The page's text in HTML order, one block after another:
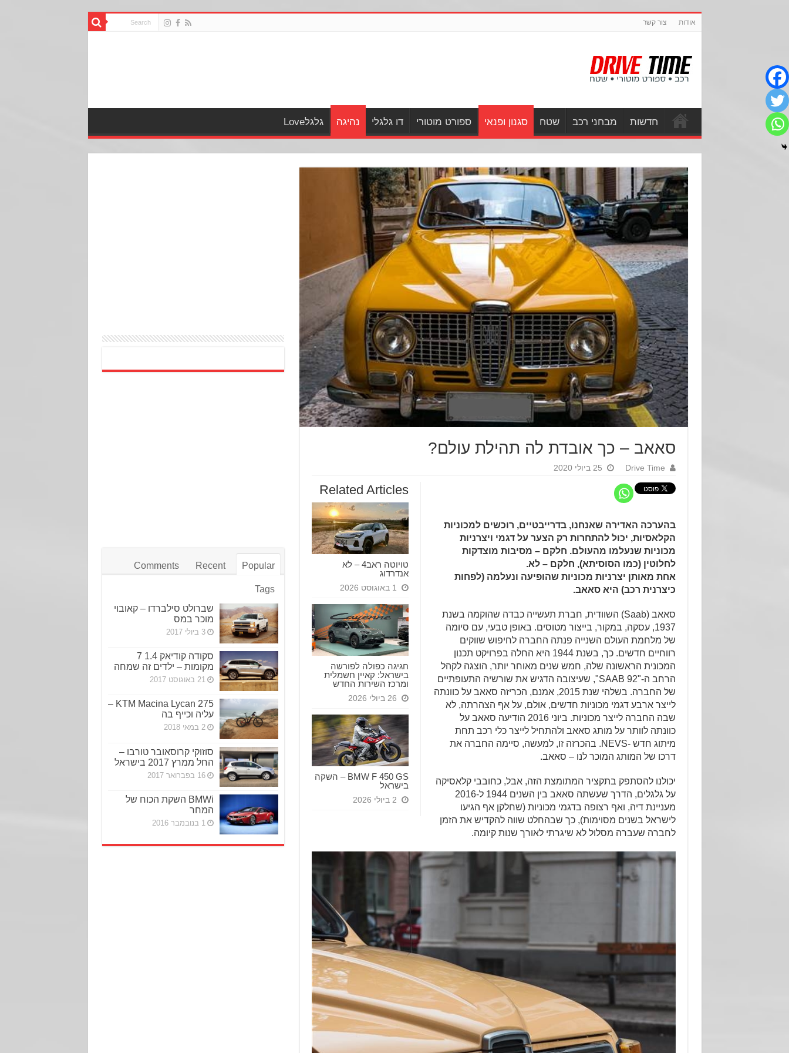
אודות צור קשר
חדשות מבחני רכב שטח סגנון ופנאי ספורט מוטורי דו גלגלי נהיגה גלגלLove
סאאב – כך אובדת לה תהילת עולם?
Drive Time 25 ביולי 2020
Related Articles
טויוטה ראב4 – לא
אנדרדוג
1 באוגוסט 2026
חגיגה כפולה לפורשה
בישראל: קאיין חשמלית
ומרכז השירות החדש
26 ביולי 2026
BMW F 450 GS – השקה
בישראל
2 ביולי 2026
בהערכה האדירה שאנחנו, בדרייבטיים, רוכשים למכוניות
הקלאסיות, יכול להתחרות רק הצער על דגמי ויצרניות
מכוניות שנעלמו מהעולם. חלקם – מסיבות מוצדקות
לחלוטין (כמו הסוסיתא), חלקם – לא.
אחת מאותן יצרניות מכוניות שהופיעה ונעלמה (לפחות
כיצרנית רכב) היא סאאב.
סאאב (Saab) השוודית, חברת תעשייה כבדה שהוקמה בשנת
1937, עסקה, במקור, בייצור מטוסים. באופן טבעי, עם סיומה
של מלחמת העולם השנייה פנתה החברה לחיפוש שווקים
רווחיים חדשים. כך, בשנת 1944 היא החלה בפרויקט תכנון
המכונית הראשונה שלה, חמש שנים מאוחר יותר, הוצגה לקהל
הרחב ה-"SAAB 92", שעיצובה הדגיש את שורשיה התעופתיים
של החברה. בשלהי שנת 2015, אמנם, הכריזה סאאב על כוונתה
לייצר ארבע דגמי מכוניות חדשים, אולם, על אף הצהרתה, לא
שבה החברה לייצר מכוניות. ביוני 2016 הודיעה סאאב על
כוונתה לוותר על מותג סאאב ולהתחיל לייצר כלי רכב תחת
מיתוג חדש -NEVS. בהכרזה זו, למעשה, סיימה החברה את
דרכו של המותג המוכר לנו – סאאב.
יכולנו להסתפק בתקציר המתומצת הזה, אבל, כחובבי קלאסיקה
על גלגלים, הדרך שעשתה סאאב בין השנים 1944 ל-2016
מעניינת דיה, ואף רצופה בדגמי מכוניות (שחלקן אף הגיעו
לישראל בשנים מסוימות), כך שבהחלט שווה להקדיש את הזמן
לחברה שעברה מסלול לא שיגרתי לאורך שנות קיומה.
Popular
Recent
Comments
Tags
שברולט סילברדו – קאובוי
מוכר במס
3 ביולי 2017
סקודה קודיאק 1.4 7
מקומות – ילדים זה שמחה
21 באוגוסט 2017
KTM Macina Lycan 275 –
עליה וכייף בה
2 במאי 2018
סוזוקי קרוסאובר טורבו –
החל ממרץ 2017 בישראל
16 בפברואר 2017
BMWi השקת הכוח של
המחר
1 בנובמבר 2016